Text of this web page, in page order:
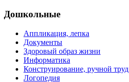
Дошкольные
Аппликация, лепка
Документы
Здоровый образ жизни
Информатика
Конструирование, ручной труд
Логопедия